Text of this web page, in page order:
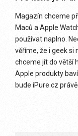
Magazín chceme
Maců a Apple
používat naplno.
věříme, že i geek si
chceme jít do větší
Apple produkty
bude iPure.cz právě